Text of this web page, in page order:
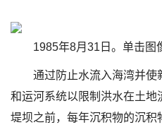
1985年8月31日。单击图
通过防止水流入海湾并使
和运河系统以限制洪水在土
堤坝之前，每年沉积物的沉